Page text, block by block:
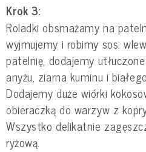
Krok 3:
Roladki obsmażamy na
wyjmujemy i robimy sos:
patelnię, dodajemy
anyżu, ziarna kuminu i
Dodajemy duże wiórki
obieraczką do warzyw z
Wszystko delikatnie
ryżową.